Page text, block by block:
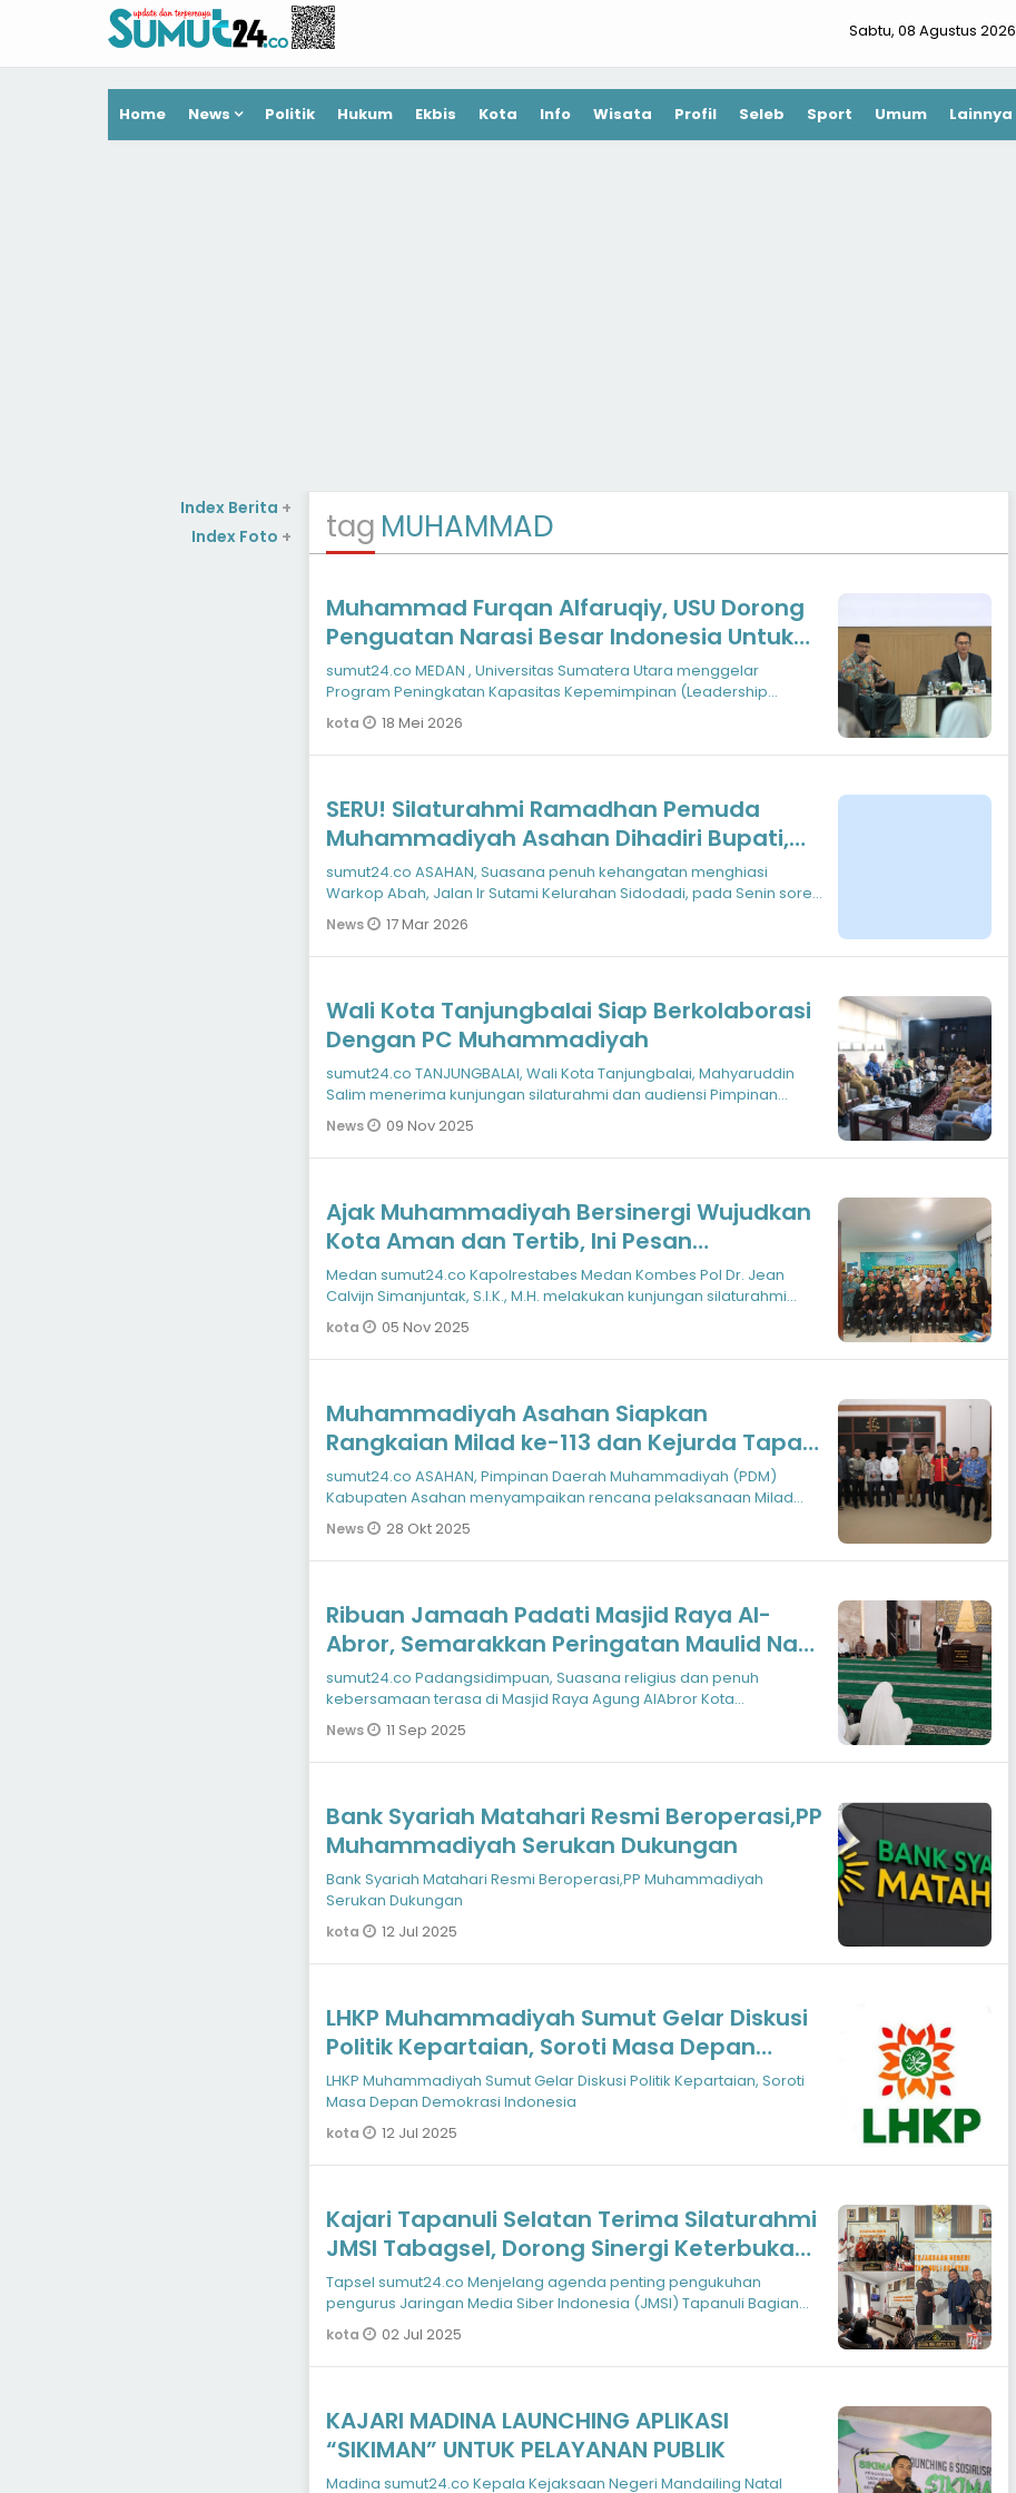
Sabtu, 08 Agustus 2026
Home News Politik Hukum Ekbis Kota Info Wisata Profil Seleb Sport Umum Lainnya
tag MUHAMMAD
Muhammad Furqan Alfaruqiy, USU Dorong
Penguatan Narasi Besar Indonesia Untuk
Menyiapkan SDM Masa Depan Bangsa
sumut24.co MEDAN , Universitas Sumatera Utara menggelar
Program Peningkatan Kapasitas Kepemimpinan (Leadership
Seminar) bertajuk Narasi Be
kota 18 Mei 2026
SERU! Silaturahmi Ramadhan Pemuda
Muhammadiyah Asahan Dihadiri Bupati,
Ada Bantuan Modal Usaha Lho!
sumut24.co ASAHAN, Suasana penuh kehangatan menghiasi
Warkop Abah, Jalan Ir Sutami Kelurahan Sidodadi, pada Senin sore
(16/03/2026). PD Pem
News 17 Mar 2026
Wali Kota Tanjungbalai Siap Berkolaborasi
Dengan PC Muhammadiyah
sumut24.co TANJUNGBALAI, Wali Kota Tanjungbalai, Mahyaruddin
Salim menerima kunjungan silaturahmi dan audiensi Pimpinan
Cabang (PC) Muhamma
News 09 Nov 2025
Ajak Muhammadiyah Bersinergi Wujudkan
Kota Aman dan Tertib, Ini Pesan
Kapolrestabes Medan
Medan sumut24.co Kapolrestabes Medan Kombes Pol Dr. Jean
Calvijn Simanjuntak, S.I.K., M.H. melakukan kunjungan silaturahmi
dengan Pengurus
kota 05 Nov 2025
Muhammadiyah Asahan Siapkan
Rangkaian Milad ke-113 dan Kejurda Tapak
Suci
sumut24.co ASAHAN, Pimpinan Daerah Muhammadiyah (PDM)
Kabupaten Asahan menyampaikan rencana pelaksanaan Milad
Muhammadiyah ke113 yang akan
News 28 Okt 2025
Ribuan Jamaah Padati Masjid Raya Al-
Abror, Semarakkan Peringatan Maulid Nabi
di Padangsidimpuan
sumut24.co Padangsidimpuan, Suasana religius dan penuh
kebersamaan terasa di Masjid Raya Agung AlAbror Kota
Padangsidimpuan pada Selasa, 9
News 11 Sep 2025
Bank Syariah Matahari Resmi Beroperasi,PP
Muhammadiyah Serukan Dukungan
Bank Syariah Matahari Resmi Beroperasi,PP Muhammadiyah
Serukan Dukungan
kota 12 Jul 2025
LHKP Muhammadiyah Sumut Gelar Diskusi
Politik Kepartaian, Soroti Masa Depan
Demokrasi Indonesia
LHKP Muhammadiyah Sumut Gelar Diskusi Politik Kepartaian, Soroti
Masa Depan Demokrasi Indonesia
kota 12 Jul 2025
Kajari Tapanuli Selatan Terima Silaturahmi
JMSI Tabagsel, Dorong Sinergi Keterbukaan
Informasi Publik
Tapsel sumut24.co Menjelang agenda penting pengukuhan
pengurus Jaringan Media Siber Indonesia (JMSI) Tapanuli Bagian
Selatan (Tabagsel), o
kota 02 Jul 2025
KAJARI MADINA LAUNCHING APLIKASI
“SIKIMAN” UNTUK PELAYANAN PUBLIK
Madina sumut24.co Kepala Kejaksaan Negeri Mandailing Natal
Index Berita +
Index Foto +